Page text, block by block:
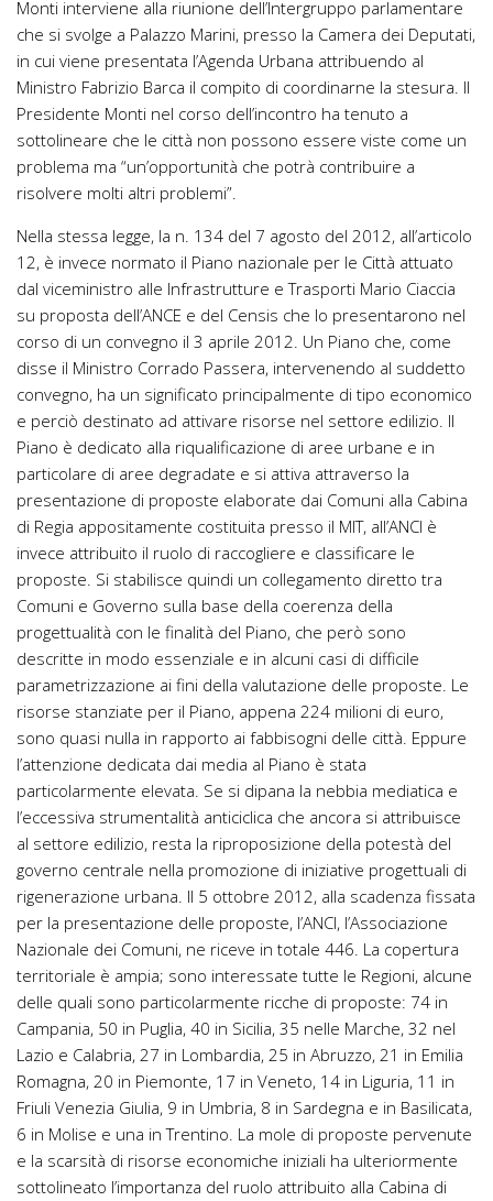
Monti interviene alla riunione dell’Intergruppo parlamentare
che si svolge a Palazzo Marini, presso la Camera dei Deputati,
in cui viene presentata l’Agenda Urbana attribuendo al
Ministro Fabrizio Barca il compito di coordinarne la stesura. Il
Presidente Monti nel corso dell’incontro ha tenuto a
sottolineare che le città non possono essere viste come un
problema ma “un’opportunità che potrà contribuire a
risolvere molti altri problemi”.
Nella stessa legge, la n. 134 del 7 agosto del 2012, all’articolo
12, è invece normato il Piano nazionale per le Città attuato
dal viceministro alle Infrastrutture e Trasporti Mario Ciaccia
su proposta dell’ANCE e del Censis che lo presentarono nel
corso di un convegno il 3 aprile 2012. Un Piano che, come
disse il Ministro Corrado Passera, intervenendo al suddetto
convegno, ha un significato principalmente di tipo economico
e perciò destinato ad attivare risorse nel settore edilizio. Il
Piano è dedicato alla riqualificazione di aree urbane e in
particolare di aree degradate e si attiva attraverso la
presentazione di proposte elaborate dai Comuni alla Cabina
di Regia appositamente costituita presso il MIT, all’ANCI è
invece attribuito il ruolo di raccogliere e classificare le
proposte. Si stabilisce quindi un collegamento diretto tra
Comuni e Governo sulla base della coerenza della
progettualità con le finalità del Piano, che però sono
descritte in modo essenziale e in alcuni casi di difficile
parametrizzazione ai fini della valutazione delle proposte. Le
risorse stanziate per il Piano, appena 224 milioni di euro,
sono quasi nulla in rapporto ai fabbisogni delle città. Eppure
l’attenzione dedicata dai media al Piano è stata
particolarmente elevata. Se si dipana la nebbia mediatica e
l’eccessiva strumentalità anticiclica che ancora si attribuisce
al settore edilizio, resta la riproposizione della potestà del
governo centrale nella promozione di iniziative progettuali di
rigenerazione urbana. Il 5 ottobre 2012, alla scadenza fissata
per la presentazione delle proposte, l’ANCI, l’Associazione
Nazionale dei Comuni, ne riceve in totale 446. La copertura
territoriale è ampia; sono interessate tutte le Regioni, alcune
delle quali sono particolarmente ricche di proposte: 74 in
Campania, 50 in Puglia, 40 in Sicilia, 35 nelle Marche, 32 nel
Lazio e Calabria, 27 in Lombardia, 25 in Abruzzo, 21 in Emilia
Romagna, 20 in Piemonte, 17 in Veneto, 14 in Liguria, 11 in
Friuli Venezia Giulia, 9 in Umbria, 8 in Sardegna e in Basilicata,
6 in Molise e una in Trentino. La mole di proposte pervenute
e la scarsità di risorse economiche iniziali ha ulteriormente
sottolineato l’importanza del ruolo attribuito alla Cabina di